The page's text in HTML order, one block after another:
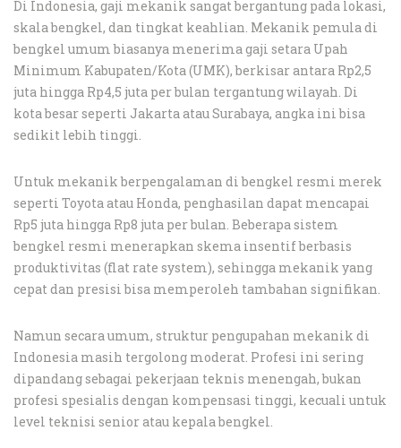
Di Indonesia, gaji mekanik sangat bergantung pada lokasi,
skala bengkel, dan tingkat keahlian. Mekanik pemula di
bengkel umum biasanya menerima gaji setara Upah
Minimum Kabupaten/Kota (UMK), berkisar antara Rp2,5
juta hingga Rp4,5 juta per bulan tergantung wilayah. Di
kota besar seperti Jakarta atau Surabaya, angka ini bisa
sedikit lebih tinggi.
Untuk mekanik berpengalaman di bengkel resmi merek
seperti Toyota atau Honda, penghasilan dapat mencapai
Rp5 juta hingga Rp8 juta per bulan. Beberapa sistem
bengkel resmi menerapkan skema insentif berbasis
produktivitas (flat rate system), sehingga mekanik yang
cepat dan presisi bisa memperoleh tambahan signifikan.
Namun secara umum, struktur pengupahan mekanik di
Indonesia masih tergolong moderat. Profesi ini sering
dipandang sebagai pekerjaan teknis menengah, bukan
profesi spesialis dengan kompensasi tinggi, kecuali untuk
level teknisi senior atau kepala bengkel.